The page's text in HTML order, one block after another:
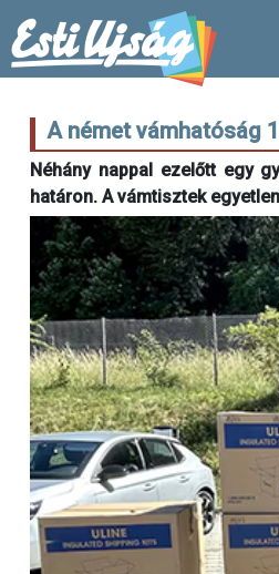
A német vámhatóság
Néhány nappal ezelőtt egy
határon. A vámtisztek